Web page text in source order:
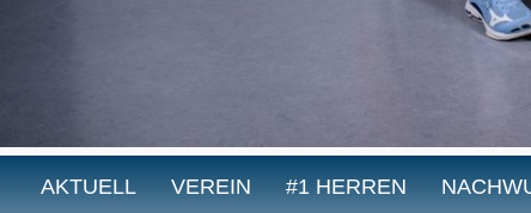
AKTUELL VEREIN #1 HERREN